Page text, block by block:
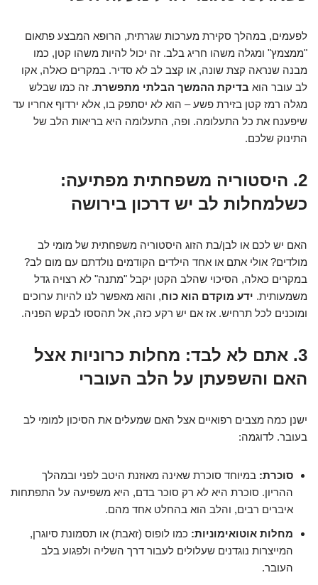
לפעמים, במהלך סקירת מערכות שגרתית, הרופא המבצע פתאום
"ממצמץ" ומגלה משהו חריג בלב. זה יכול להיות משהו קטן, כמו
מבנה שנראה קצת שונה, או קצב לב לא סדיר. במקרים כאלה, אקו
לב עובר הוא בדיקת ההמשך הבלתי מתפשרת. זה כמו שבלש
מגלה רמז קטן בזירת פשע – הוא לא יסתפק בו, אלא ירדוף אחריו עד
שיפענח את כל התעלומה. ופה, התעלומה היא בריאות הלב של
התינוק שלכם.
2. היסטוריה משפחתית מפתיעה:
כשלמחלות לב יש דרכון בירושה
האם יש לכם או לבן/בת הזוג היסטוריה משפחתית של מומי לב
מולדים? אולי אתם או אחד הילדים הקודמים נולדתם עם מום לב?
במקרים כאלה, הסיכוי שהלב הקטן יקבל "מתנה" לא רצויה גדל
משמעותית. ידע מוקדם הוא כוח, והוא מאפשר לנו להיות ערוכים
ומוכנים לכל תרחיש. אז אם יש רקע כזה, אל תהססו לבקש הפניה.
3. אתם לא לבד: מחלות כרוניות אצל
האם והשפעתן על הלב העוברי
ישנן כמה מצבים רפואיים אצל האם שמעלים את הסיכון למומי לב
בעובר. לדוגמה:
סוכרת: במיוחד סוכרת שאינה מאוזנת היטב לפני ובמהלך
ההריון. סוכרת היא לא רק סוכר בדם, היא משפיעה על התפתחות
איברים רבים, והלב הוא בהחלט אחד מהם.
מחלות אוטואימוניות: כמו לופוס (זאבת) או תסמונת סיוגרן,
המייצרות נוגדנים שעלולים לעבור דרך השליה ולפגוע בלב
העובר.